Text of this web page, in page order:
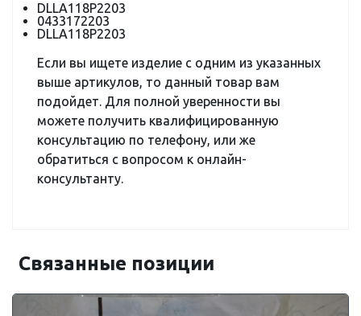
DLLA118P2203
0433172203
DLLA118P2203
Если вы ищете изделие с одним из указанных
выше артикулов, то данный товар вам
подойдет. Для полной уверенности вы
можете получить квалифицированную
консультацию по телефону, или же
обратиться с вопросом к онлайн-
консультанту.
Связанные позиции